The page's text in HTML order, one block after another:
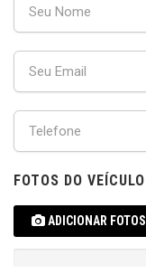
FOTOS DO VEÍCULO
ADICIONAR FOTOS